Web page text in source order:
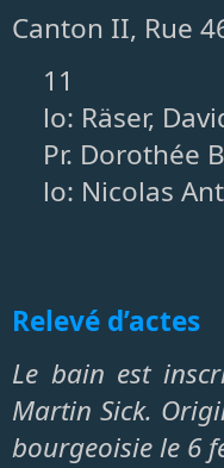
Canton II, Rue
11
lo: Räser,
Pr. Dorothée
lo: Nicolas
Relevé d’actes
Le bain est
Martin Sick.
bourgeoisie le 6